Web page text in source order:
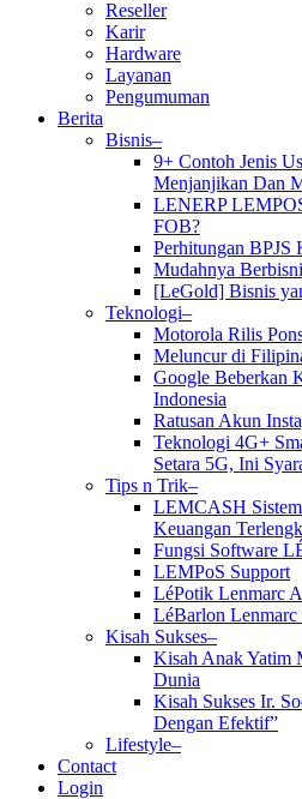
Reseller
Karir
Hardware
Layanan
Pengumuman
Berita
Bisnis–
9+ Contoh Jenis
Menjanjikan Dan
LENERP
FOB?
Perhitungan BPJS
Mudahnya
[LeGold] Bisnis
Teknologi–
Motorola Rilis
Meluncur di
Google Beberkan
Indonesia
Ratusan Akun
Teknologi 4G+
Setara 5G, Ini
Tips n Trik–
LEMCASH
Keuangan
Fungsi Software
LEMPoS Support
LéPotik Lenmarc
LéBarlon Lenmarc
Kisah Sukses–
Kisah Anak Yatim
Dunia
Kisah Sukses Ir.
Dengan Efektif”
Lifestyle–
Contact
Login